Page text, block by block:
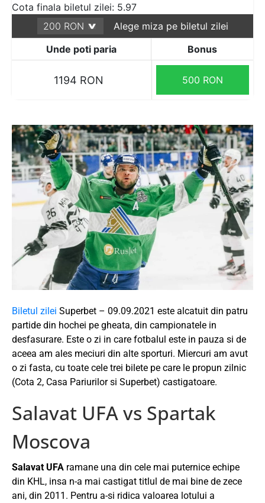
Cota finala biletul zilei: 5.97
Alege miza pe biletul zilei
Unde poti paria
Bonus
1194 RON 500 RON
Biletul zilei Superbet – 09.09.2021 este alcatuit din patru
partide din hochei pe gheata, din campionatele in
desfasurare. Este o zi in care fotbalul este in pauza si de
aceea am ales meciuri din alte sporturi. Miercuri am avut
o zi fasta, cu toate cele trei bilete pe care le propun zilnic
(Cota 2, Casa Pariurilor si Superbet) castigatoare.
Salavat UFA vs Spartak
Moscova
Salavat UFA ramane una din cele mai puternice echipe
din KHL, insa n-a mai castigat titlul de mai bine de zece
ani, din 2011. Pentru a-si ridica valoarea lotului a